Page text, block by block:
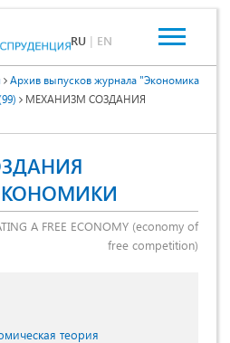
RU | EN
Архив выпусков журнала "Экономика
МЕХАНИЗМ СОЗДАНИЯ
A FREE ECONOMY (economy of
free competition)
теория